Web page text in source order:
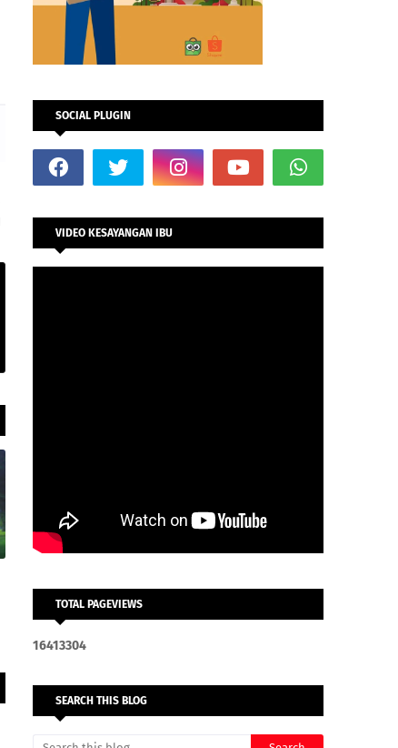
SOCIAL PLUGIN
VIDEO KESAYANGAN IBU
TOTAL PAGEVIEWS
16413304
SEARCH THIS BLOG